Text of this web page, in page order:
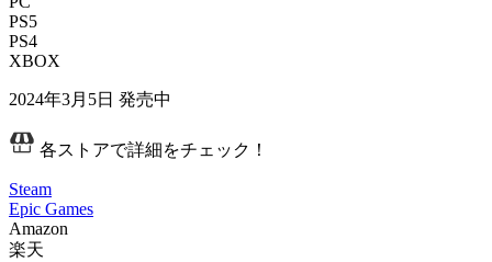
PS5
PS4
XBOX
2024年3月5日 発売中
各ストアで詳細をチェック！
Steam
Epic Games
Amazon
楽天